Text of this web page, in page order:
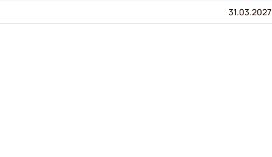
31.03.2027